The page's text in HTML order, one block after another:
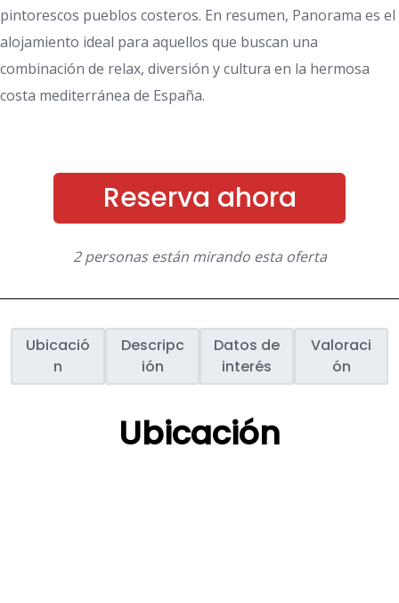
pintorescos pueblos costeros. En resumen, Panorama es el
alojamiento ideal para aquellos que buscan una
combinación de relax, diversión y cultura en la hermosa
costa mediterránea de España.
Reserva ahora
2 personas están mirando esta oferta
Ubicació
n
Descripc
ión
Datos de
interés
Valoraci
ón
Ubicación